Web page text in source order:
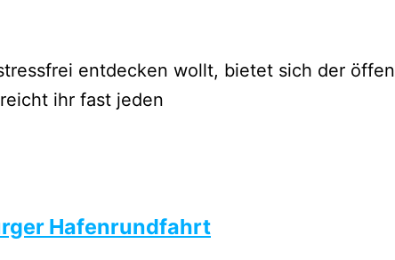
entdecken wollt, bietet sich der
ihr fast jeden
Hafenrundfahrt